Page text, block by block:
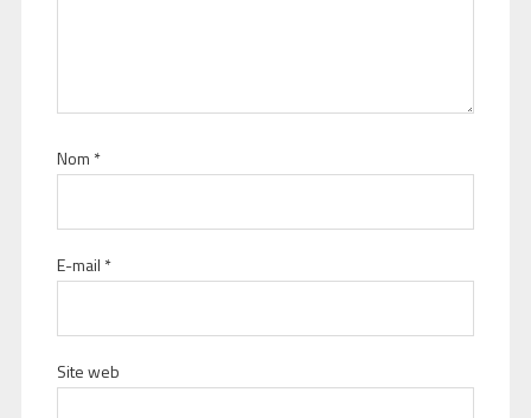
Nom *
E-mail *
Site web